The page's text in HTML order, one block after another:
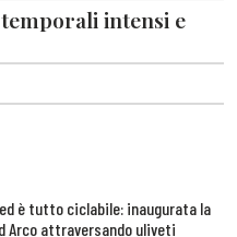
intensi e
è tutto ciclabile: inaugurata la
Arco attraversando uliveti